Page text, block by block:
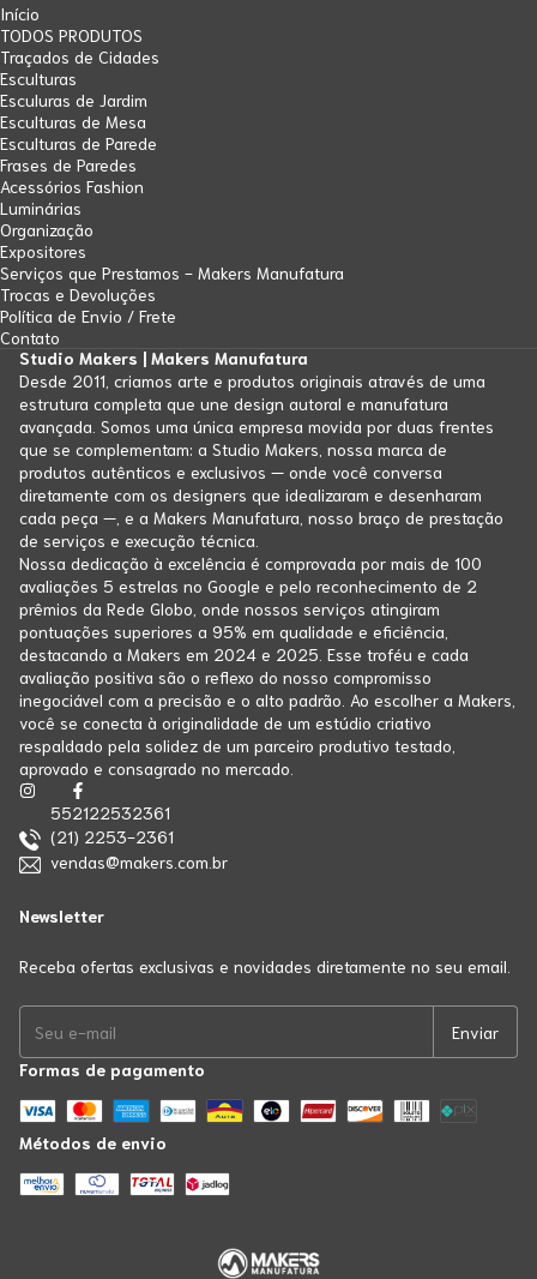
Início
TODOS PRODUTOS
Traçados de Cidades
Esculturas
Esculuras de Jardim
Esculturas de Mesa
Esculturas de Parede
Frases de Paredes
Acessórios Fashion
Luminárias
Organização
Expositores
Serviços que Prestamos - Makers Manufatura
Trocas e Devoluções
Política de Envio / Frete
Contato
Studio Makers | Makers Manufatura
Desde 2011, criamos arte e produtos originais através de uma
estrutura completa que une design autoral e manufatura
avançada. Somos uma única empresa movida por duas frentes
que se complementam: a Studio Makers, nossa marca de
produtos autênticos e exclusivos — onde você conversa
diretamente com os designers que idealizaram e desenharam
cada peça —, e a Makers Manufatura, nosso braço de prestação
de serviços e execução técnica.
Nossa dedicação à excelência é comprovada por mais de 100
avaliações 5 estrelas no Google e pelo reconhecimento de 2
prêmios da Rede Globo, onde nossos serviços atingiram
pontuações superiores a 95% em qualidade e eficiência,
destacando a Makers em 2024 e 2025. Esse troféu e cada
avaliação positiva são o reflexo do nosso compromisso
inegociável com a precisão e o alto padrão. Ao escolher a Makers,
você se conecta à originalidade de um estúdio criativo
respaldado pela solidez de um parceiro produtivo testado,
aprovado e consagrado no mercado.
552122532361
(21) 2253-2361
vendas@makers.com.br
Newsletter
Receba ofertas exclusivas e novidades diretamente no seu email.
Formas de pagamento
Métodos de envio